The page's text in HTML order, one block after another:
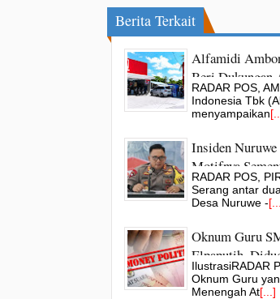
Berita Terkait
Alfamidi
Beri Dukungan
Kabupaten SBB
RADAR POS,
Indonesia Tbk
menyampaikan
Insiden
Motifnya
RADAR POS,
Serang antar
Desa Nuruwe -
Oknum Guru
Elpaputih,
Politics Di
IlustrasiRADAR
Oknum Guru
Menengah At[...]